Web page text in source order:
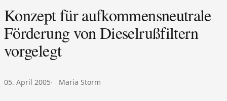
Konzept für aufkommensneutrale
Förderung von Dieselrußfiltern
vorgelegt
Veröffentlicht am:
05. April 2005 Autor:
Maria Storm